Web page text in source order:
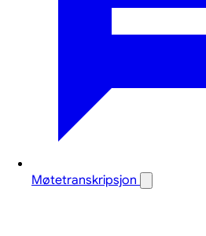
Møtetranskripsjon